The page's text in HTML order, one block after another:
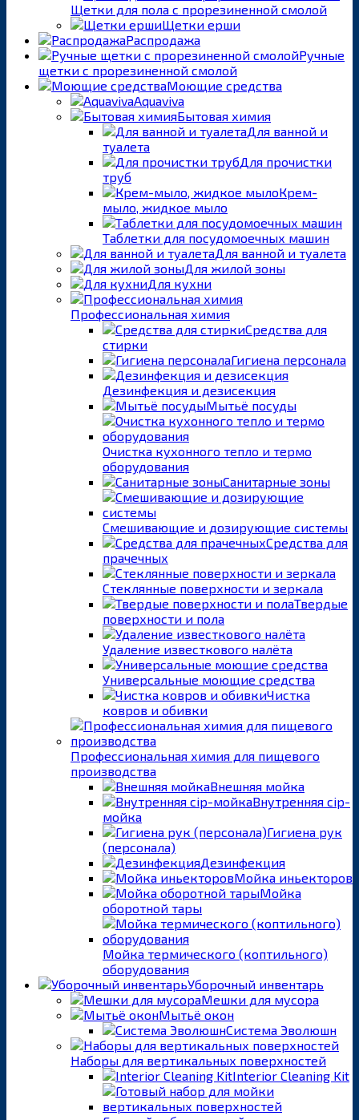
Щетки для пола с прорезиненной смолой
Щетки ерши
Распродажа
Ручные
щетки с прорезиненной смолой
Моющие средства
Aquaviva
Бытовая химия
Для ванной и
туалета
Для прочистки
труб
Крем-
мыло, жидкое мыло
Таблетки для посудомоечных машин
Для ванной и туалета
Для жилой зоны
Для кухни
Профессиональная химия
Средства для
стирки
Гигиена персонала
Дезинфекция и дезисекция
Мытьё посуды
Очистка кухонного тепло и термо
оборудования
Санитарные зоны
Смешивающие и дозирующие системы
Средства для
прачечных
Стеклянные поверхности и зеркала
Твердые
поверхности и пола
Удаление известкового налёта
Универсальные моющие средства
Чистка
ковров и обивки
Профессиональная химия для пищевого
производства
Внешняя мойка
Внутренняя cip-
мойка
Гигиена рук
(персонала)
Дезинфекция
Мойка иньекторов
Мойка
оборотной тары
Мойка термического (коптильного)
оборудования
Уборочный инвентарь
Мешки для мусора
Мытьё окон
Система Эволюшн
Наборы для вертикальных поверхностей
Interior Cleaning Kit